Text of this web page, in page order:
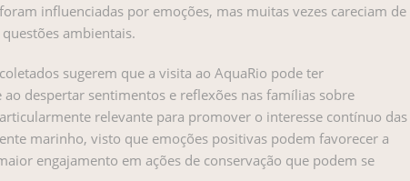
influenciadas por emoções, mas muitas vezes careciam de
ambientais.
sugerem que a visita ao AquaRio pode ter
despertar sentimentos e reflexões nas famílias sobre
relevante para promover o interesse contínuo das
marinho, visto que emoções positivas podem favorecer a
engajamento em ações de conservação que podem se